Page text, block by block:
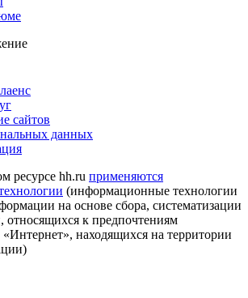
сайтов
данных
ресурсе hh.ru применяются
(информационные технологии
на основе сбора, систематизации
относящихся к предпочтениям
«Интернет», находящихся на территории